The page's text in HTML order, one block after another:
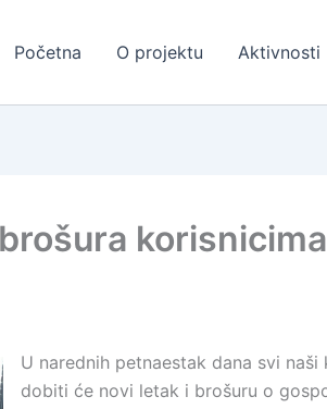
Početna O projektu Aktivnosti
korisnicima
U narednih petnaestak dana svi naši
dobiti će novi letak i brošuru o